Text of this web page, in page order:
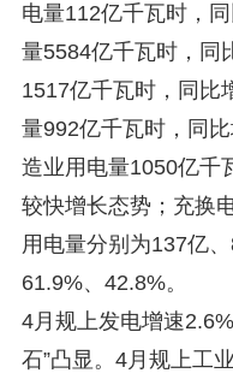
电量112亿千瓦时，
量5584亿千瓦时，同
1517亿千瓦时，同比
量992亿千瓦时，同
造业用电量1050亿千
较快增长态势；充换
用电量分别为137亿
61.9%、42.8%。
4月规上发电增速
石”凸显。4月规上工